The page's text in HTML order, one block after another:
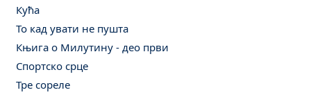
Кућа
То кад увати не пушта
Књига о Милутину - део први
Спортско срце
Тре сореле